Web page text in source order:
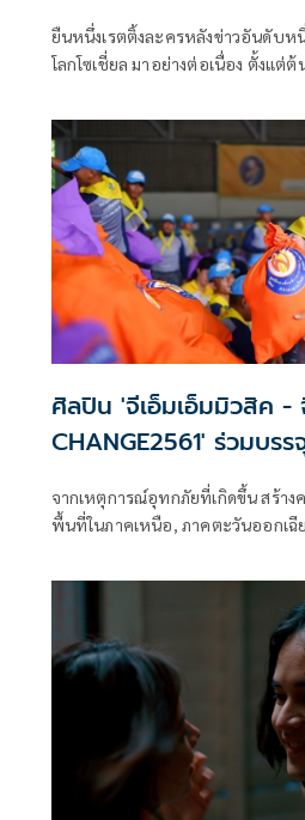
ยืนหนึ่งเรตติ้งละครหลังข่าวอันดับห
โลกโซเชี่ยล มาอย่างต่อเนื่อง ตั้งแต่
CHANGE2561 โดยเฉพาะ ความเ
อย่าง “ใบเฟิร์น-พิมพ์ชนก ลือวิเศษ
หรือ “ทองประกาย” ที่ชีวิตมาถึงจุด
ชีวิตแสนโชกโชน
ศิลปิน 'จีเอ็มเอ็มมิวสิค -
CHANGE2561' ร่วมบร
จากเหตุการณ์อุทกภัยที่เกิดขึ้น สร้าง
พื้นที่ในภาคเหนือ, ภาคตะวันออกเฉี
ที่อยู่อาศัยในพื้นที่